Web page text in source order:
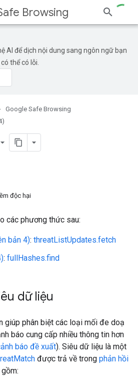
Browsing
AI để dịch nội dung sang ngôn ngữ bạn
thể có lỗi.
Google Safe Browsing
độc hại
các phương thức sau:
bản 4): threatListUpdates.fetch
: fullHashes.find
dữ liệu
giúp phân biệt các loại mối đe doạ
báo cung cấp nhiều thông tin hơn
báo đề xuất). Siêu dữ liệu là một
được trả về trong phản hồi